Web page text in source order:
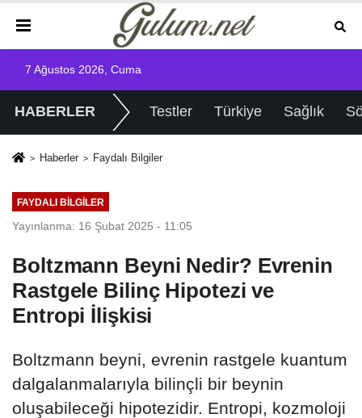
7 Ağustos 2026, Cuma
HABERLER Testler Türkiye Sağlık
Haberler Faydalı Bilgiler
FAYDALI BILGILER
Yayınlanma: 16 Şubat 2025 - 11:05
Boltzmann Beyni Nedir? Evrenin
Rastgele Bilinç Hipotezi ve
Entropi İlişkisi
Boltzmann beyni, evrenin rastgele kuantum
dalgalanmalarıyla bilinçli bir beynin
oluşabileceği hipotezidir. Entropi, kozmoloji